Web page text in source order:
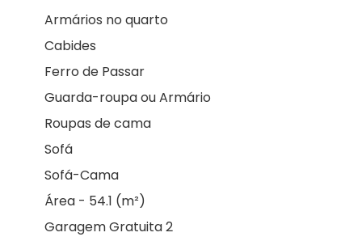
Armários no quarto
Cabides
Ferro de Passar
Guarda-roupa ou Armário
Roupas de cama
Sofá
Sofá-Cama
Área - 54.1 (m²)
Garagem Gratuita 2